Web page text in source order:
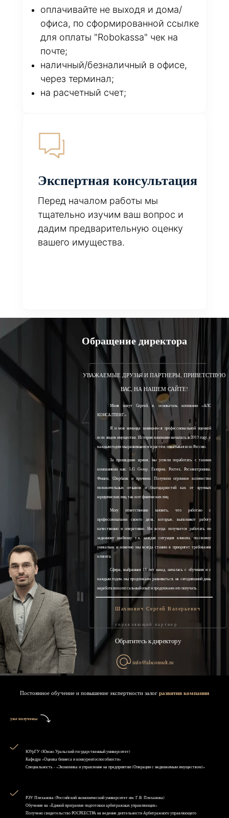
оплачивайте не выходя и дома/
офиса, по сформированной ссылке
для оплаты "Robokassa" чек на
почте;
наличный/безналичный в офисе,
через терминал;
на расчетный счет;
Экспертная консультация
Перед началом работы мы
тщательно изучим ваш вопрос и
дадим предварительную оценку
вашего имущества.
Обращение директора
УВАЖАЕМЫЕ ДРУЗЬЯ И ПАРТНЕРЫ, ПРИВЕТСТВУЮ
ВАС, НА НАШЕМ САЙТЕ!
Меня зовут Сергей, я, основатель компании «АЛС
КОНСАЛТИНГ».
Я и моя команда занимаемся профессиональной оценкой
всех видов имущества. История компании началась в 2013 году, с
каждым годом мы развиваемся и растём, охватывая всю Россию.
За прошедшее время, мы успели поработать с такими
компаниями как: LG Group, Газпром, Ростех, Росэлектроника,
Финам, Сбербанк и прочими. Получили огромное количество
положительных отзывов и благодарностей как от крупных
юридических лиц, так и от физических лиц.
Могу ответственно заявить, что работаю с
профессионалами своего дела, которые, выполняют работу
качественно и оперативно. Ни всегда получается работать по
заданному шаблону, т.к. каждая ситуация клиента, по-своему
уникальна и конечно мы всегда ставим в приоритет требования
клиента.
Сфера, выбранная 15 лет назад, началась с обучения и с
каждым годом, мы продолжаем развиваться, на сегодняшний день
наработали колоссальный опыт и продолжаем его получать.
Шахнович Сергей Валерьевич
управляющий партнер
Обратитесь к директору
info@alsconsult.ru
Постоянное обучение и повышение экспертности залог развития компании
уже получены
ЮУрГУ (Южно-Уральский государственный университет)
Кафедра «Оценка бизнеса и конкурентоспособности»
Специальность - «Экономика и управление на предприятии (Операции с недвижимым имуществом)»
РЭУ Плеханова (Российский экономический университет им. Г.В. Плеханова)
Обучение на «Единой программе подготовки арбитражных управляющих»
Получено свидетельство РОСРЕЕСТРА на ведение деятельности Арбитражного управляющего